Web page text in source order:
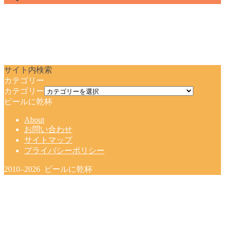
サイト内検索
カテゴリー
カテゴリー
ビールに乾杯
About
お問い合わせ
サイトマップ
プライバシーポリシー
2010–2026 ビールに乾杯